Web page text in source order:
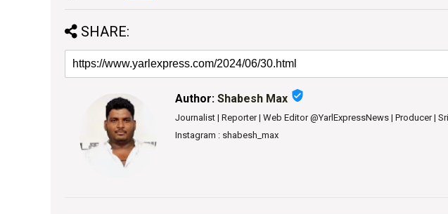
SHARE:
Author: Shabesh Max verified_user
Journalist | Reporter | Web Editor @YarlExpressNews | Producer |
Instagram : shabesh_max